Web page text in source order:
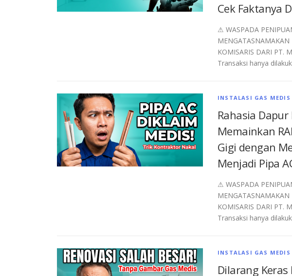
Cek Faktanya
⚠︎ WASPADA
KOMISARIS DARI PT.
Transaksi hanya
INSTALASI GAS MEDIS
Rahasia
Memainkan
Gigi dengan
Menjadi Pipa
⚠︎ WASPADA
KOMISARIS DARI PT.
Transaksi hanya
INSTALASI GAS MEDIS
Dilarang